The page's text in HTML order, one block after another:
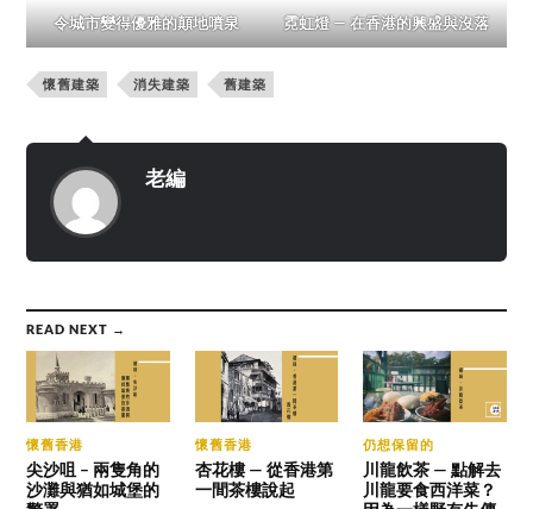
令城市變得優雅的顛地噴泉 霓虹燈 — 在香港的興盛與沒落
懷舊建築 消失建築 舊建築
老編
READ NEXT →
懷舊香港
尖沙咀 – 兩隻角的
沙灘與猶如城堡的
懷舊香港
杏花樓 — 從香港第
一間茶樓說起
仍想保留的
川龍飲茶 — 點解去
川龍要食西洋菜？